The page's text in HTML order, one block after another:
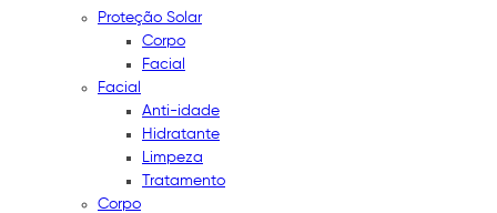
Proteção Solar
Corpo
Facial
Facial
Anti-idade
Hidratante
Limpeza
Tratamento
Corpo